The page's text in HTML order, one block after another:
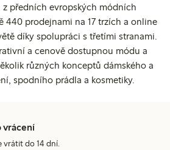
předních evropských módních
440 prodejnami na 17 trzích a online
díky spolupráci s třetími stranami.
a cenově dostupnou módu a
různých konceptů dámského a
spodního prádla a kosmetiky.
vrácení
vrátit do 14 dní.